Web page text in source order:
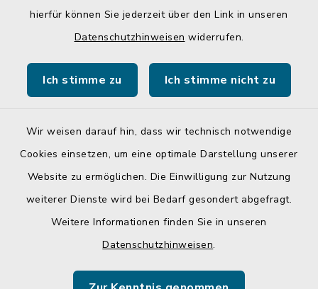
hierfür können Sie jederzeit über den Link in unseren
Datenschutzhinweisen widerrufen.
Ich stimme zu Ich stimme nicht zu
Wir weisen darauf hin, dass wir technisch notwendige
Cookies einsetzen, um eine optimale Darstellung unserer
Website zu ermöglichen. Die Einwilligung zur Nutzung
weiterer Dienste wird bei Bedarf gesondert abgefragt.
Weitere Informationen finden Sie in unseren
Datenschutzhinweisen.
Quicklinks
Landratsamt Mühldorf a. Inn
Barrierefreiheit